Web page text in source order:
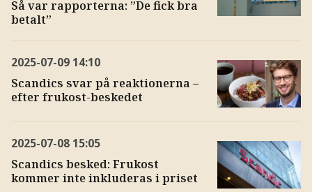
Så var rapporterna: ”De fick bra
betalt”
2025-07-09 14:10
Scandics svar på reaktionerna –
efter frukost-beskedet
2025-07-08 15:05
Scandics besked: Frukost
kommer inte inkluderas i priset